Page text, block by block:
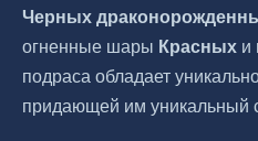
Черных
огненные шары Красных и
подраса обладает
придающей им уникальный